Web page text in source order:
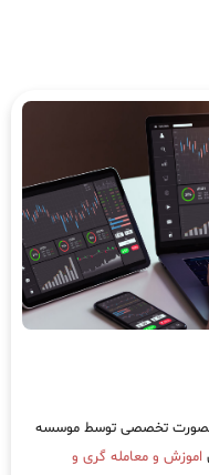
بصورت تخصصی توسط موسسه
اموزش و معامله گری و